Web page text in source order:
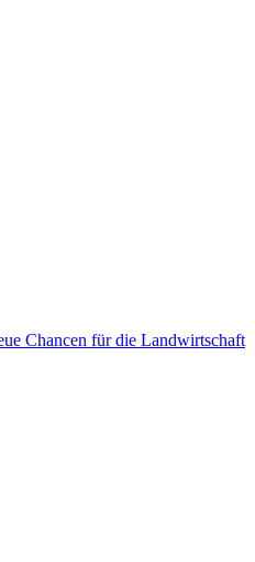
Chancen für die Landwirtschaft